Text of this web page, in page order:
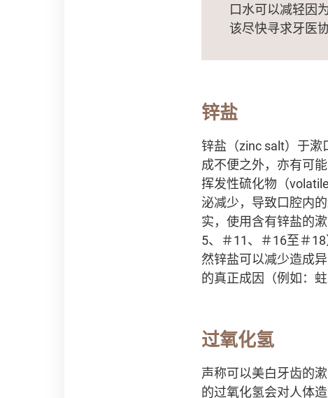
口水可以减轻因
该尽快寻求牙医
锌盐
锌盐（zinc salt）于
成不便之外，亦有可
挥发性硫化物（
泌减少，导致口腔内
实，使用含有锌盐的
5、＃11、＃16至＃
然锌盐可以减少造成
的真正成因（例如：
过氧化氢
声称可以美白牙齿的
的过氧化氢会对人体